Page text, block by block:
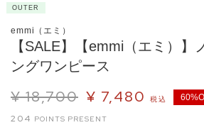
OUTER
emmi（エミ）
【SALE】【emmi（エミ）】
ングワンピース
¥ 18,700 ¥ 7,480 税込
204